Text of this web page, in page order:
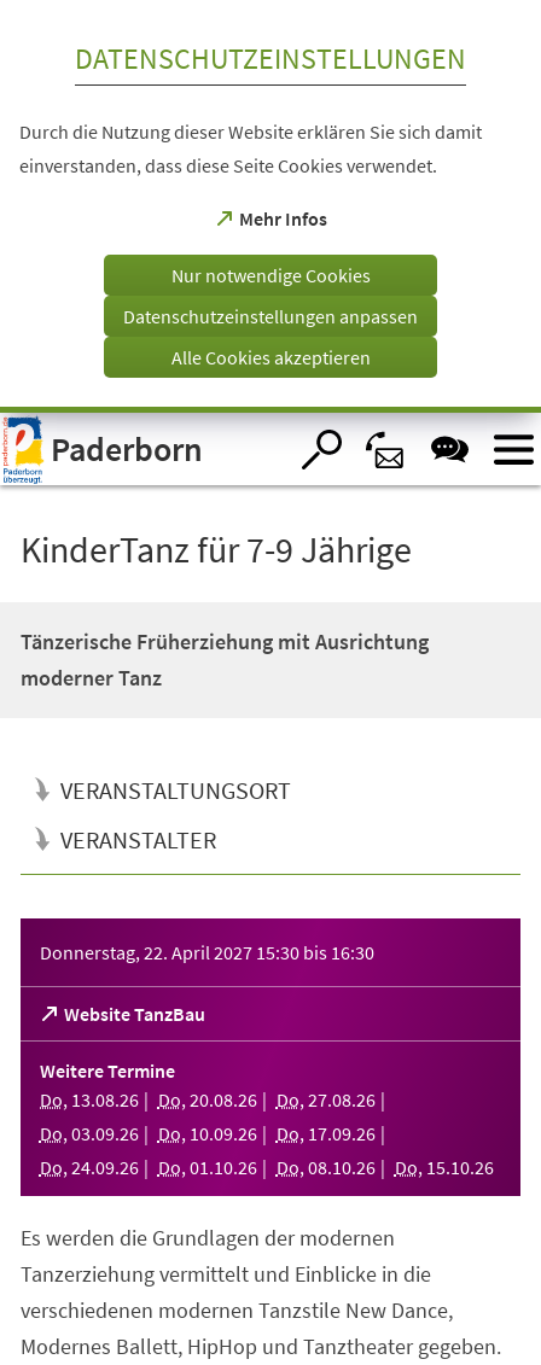
Visuelle
Assistenzsoftware
öffnen.
DATENSCHUTZEINSTELLUNGEN
Durch die Nutzung dieser Website erklären Sie sich damit
einverstanden, dass diese Seite Cookies verwendet.
Mehr Infos
(Öffnet
einem
Tab)
Nur notwendige Cookies
Datenschutzeinstellungen anpassen
Alle Cookies akzeptieren
Paderborn
KinderTanz für 7-9 Jährige
Tänzerische Früherziehung mit Ausrichtung
moderner Tanz
VERANSTALTUNGSORT
VERANSTALTER
Donnerstag, 22. April 2027 15:30 bis 16:30
Website TanzBau
(Öffnet
in
einem
neuen
Tab)
Weitere Termine
Do, 13.08.26 Do, 20.08.26 Do, 27.08.26
Do, 03.09.26 Do, 10.09.26 Do, 17.09.26
Do, 24.09.26 Do, 01 .10.26 Do, 08.10.26 Do, 15.10.26
Es werden die Grundlagen der modernen
Tanzerziehung vermittelt und Einblicke in die
verschiedenen modernen Tanzstile New Dance,
Modernes Ballett, HipHop und Tanztheater gegeben.